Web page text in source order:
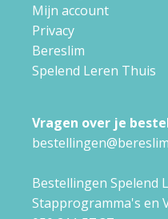
Mijn account
Privacy
Bereslim
Spelend Leren Thuis
Vragen over je
Bestellingen Spelend
Stapprogramma's en